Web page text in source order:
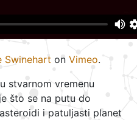
Swinehart on Vimeo.
stvarnom vremenu
što se na putu do
i patuljasti planet